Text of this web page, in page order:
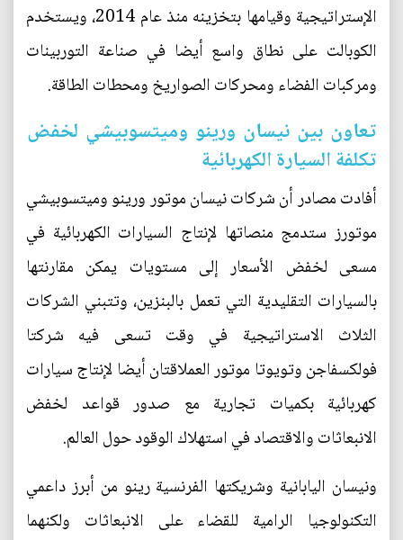
الإستراتيجية وقيامها بتخزينه منذ عام 2014، ويستخدم
الكوبالت على نطاق واسع أيضا في صناعة التوربينات
ومركبات الفضاء ومحركات الصواريخ ومحطات الطاقة.
تعاون بين نيسان ورينو وميتسوبيشي لخفض
تكلفة السيارة الكهربائية
أفادت مصادر أن شركات نيسان موتور ورينو وميتسوبيشي
موتورز ستدمج منصاتها لإنتاج السيارات الكهربائية في
مسعى لخفض الأسعار إلى مستويات يمكن مقارنتها
بالسيارات التقليدية التي تعمل بالبنزين، وتتبني الشركات
الثلاث الاستراتيجية في وقت تسعى فيه شركتا
فولكسفاجن وتويوتا موتور العملاقتان أيضا لإنتاج سيارات
كهربائية بكميات تجارية مع صدور قواعد لخفض
الانبعاثات والاقتصاد في استهلاك الوقود حول العالم.
ونيسان اليابانية وشريكتها الفرنسية رينو من أبرز داعمي
التكنولوجيا الرامية للقضاء على الانبعاثات ولكنهما